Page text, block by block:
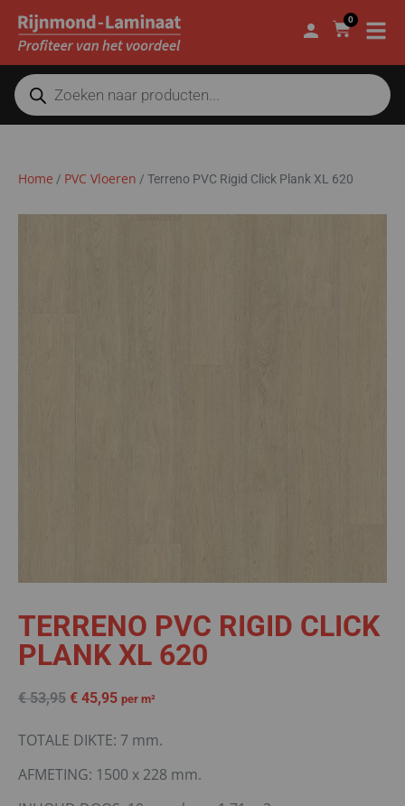
0
Home / PVC Vloeren / Terreno PVC Rigid Click Plank XL 620
TERRENO PVC RIGID CLICK
PLANK XL 620
€53,95 € 45,95 per m²
TOTALE DIKTE: 7 mm.
AFMETING: 1500 x 228 mm.